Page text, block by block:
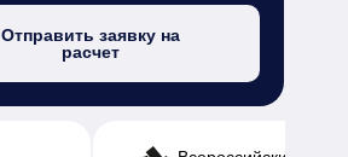
Отправить заявку на
расчет